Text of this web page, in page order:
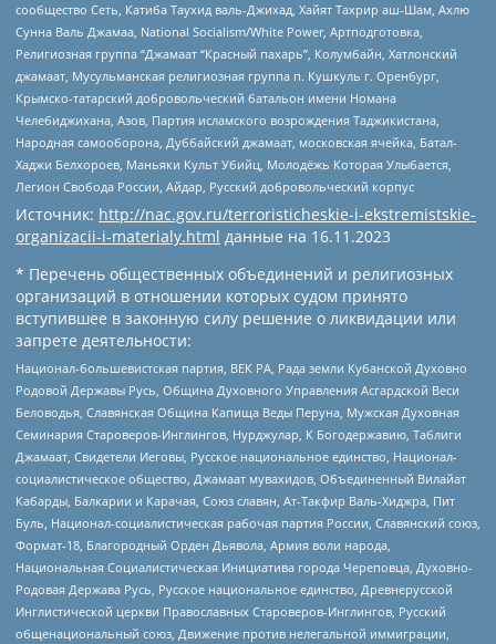
сообщество Сеть, Катиба Таухид валь-Джихад, Хайят Тахрир аш-Шам, Ахлю
Сунна Валь Джамаа, National Socialism/White Power, Артподготовка,
Религиозная группа “Джамаат “Красный пахарь”, Колумбайн, Хатлонский
джамаат, Мусульманская религиозная группа п. Кушкуль г. Оренбург,
Крымско-татарский добровольческий батальон имени Номана
Челебиджихана, Азов, Партия исламского возрождения Таджикистана,
Народная самооборона, Дуббайский джамаат, московская ячейка, Батал-
Хаджи Белхороев, Маньяки Культ Убийц, Молодёжь Которая Улыбается,
Легион Свобода России, Айдар, Русский добровольческий корпус
Источник: http://nac.gov.ru/terroristicheskie-i-ekstremistskie-
organizacii-i-materialy.html данные на 16.11.2023
* Перечень общественных объединений и религиозных
организаций в отношении которых судом принято
вступившее в законную силу решение о ликвидации или
запрете деятельности:
Национал-большевистская партия, ВЕК РА, Рада земли Кубанской Духовно
Родовой Державы Русь, Община Духовного Управления Асгардской Веси
Беловодья, Славянская Община Капища Веды Перуна, Мужская Духовная
Семинария Староверов-Инглингов, Нурджулар, К Богодержавию, Таблиги
Джамаат, Свидетели Иеговы, Русское национальное единство, Национал-
социалистическое общество, Джамаат мувахидов, Объединенный Вилайат
Кабарды, Балкарии и Карачая, Союз славян, Ат-Такфир Валь-Хиджра, Пит
Буль, Национал-социалистическая рабочая партия России, Славянский союз,
Формат-18, Благородный Орден Дьявола, Армия воли народа,
Национальная Социалистическая Инициатива города Череповца, Духовно-
Родовая Держава Русь, Русское национальное единство, Древнерусской
Инглистической церкви Православных Староверов-Инглингов, Русский
общенациональный союз, Движение против нелегальной иммиграции,